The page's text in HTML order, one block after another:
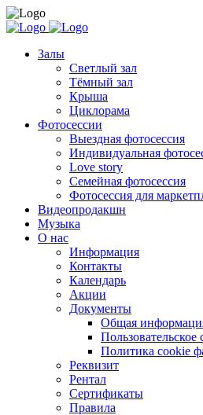
Залы
Светлый зал
Тёмный зал
Крыша
Циклорама
Фотосессии
Выездная фотосессия
Индивидуальная
Love story
Семейная фотосессия
Фотосессия для
Видеопродакшн
Музыка
О нас
Информация
Контакты
Календарь
Акции
Документы
Общая
Пользовательское
Политика cookie
Реквизит
Рентал
Сертификаты
Правила